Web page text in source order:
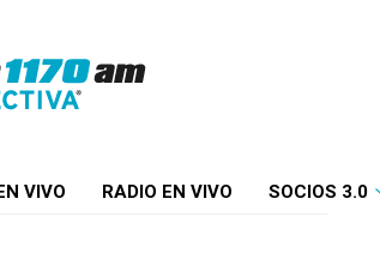
VIVO RADIO EN VIVO SOCIOS 3.0